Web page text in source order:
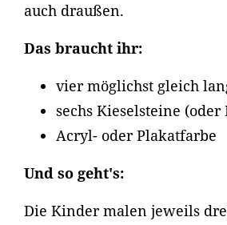
auch draußen.
Das braucht ihr:
vier möglichst gleich
sechs Kieselsteine
Acryl- oder Plakatfarbe
Und so geht's:
Die Kinder malen jeweils